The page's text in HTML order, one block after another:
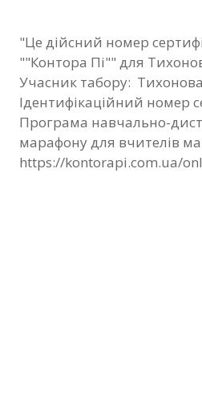
Видані
"Це дійсний номер
""Контора Пі"" для
Учасник табору:
Ідентифікаційний номер
Програма навчально-
марафону для вчителів
https://kontorapi.com.ua/